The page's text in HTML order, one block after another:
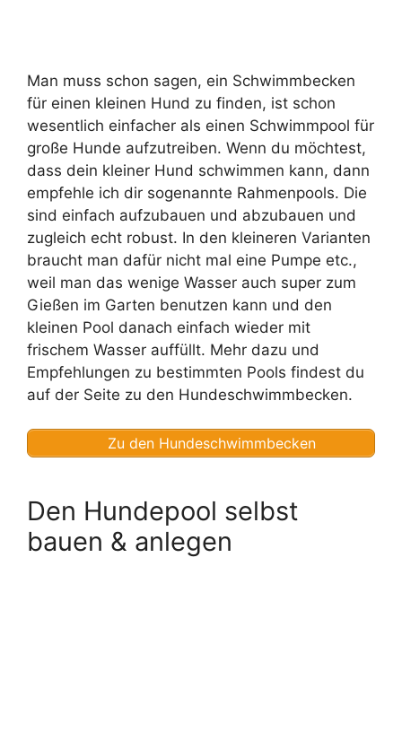
Man muss schon sagen, ein Schwimmbecken
für einen kleinen Hund zu finden, ist schon
wesentlich einfacher als einen Schwimmpool für
große Hunde aufzutreiben. Wenn du möchtest,
dass dein kleiner Hund schwimmen kann, dann
empfehle ich dir sogenannte Rahmenpools. Die
sind einfach aufzubauen und abzubauen und
zugleich echt robust. In den kleineren Varianten
braucht man dafür nicht mal eine Pumpe etc.,
weil man das wenige Wasser auch super zum
Gießen im Garten benutzen kann und den
kleinen Pool danach einfach wieder mit
frischem Wasser auffüllt. Mehr dazu und
Empfehlungen zu bestimmten Pools findest du
auf der Seite zu den Hundeschwimmbecken.
Zu den Hundeschwimmbecken
Den Hundepool selbst
bauen & anlegen